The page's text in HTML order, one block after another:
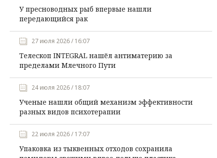
У пресноводных рыб впервые нашли
передающийся рак
27 июля 2026 / 16:07
Телескоп INTEGRAL нашёл антиматерию за
пределами Млечного Пути
24 июля 2026 / 18:07
Ученые нашли общий механизм эффективности
разных видов психотерапии
22 июля 2026 / 17:07
Упаковка из тыквенных отходов сохранила